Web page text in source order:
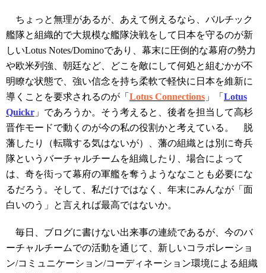
ちょっと無理があるが、あえて例えるなら、バルチック
艦隊と組織的で大規模な艦隊決戦をして日本を守るのが新
しいLotus Notes/Dominoであり、幕末に圧倒的な幕府の勢力
や欧米列強、朝廷など、どこを敵にして何処と組むかが不
明瞭な状態で、強い信念を持ち柔軟で軽快に日本を維新に
導くことを要求されるのが「 Lotus Connections 」「 Lotus
Quickr 」であろうか。そう考えると、後者を担当して高杉
晋作モードで動くのが今の私の役割かと考えている。 脱
藩したり（転職する気はないが）、藩の組織とは別に奇兵
隊というバーチャルチームを組織したり、場合によって
は、奇を衒って幕府の軍艦を奪うようななことも必要にな
るだろう。そして、私だけではなく、年末にみんなが「面
白いのう」と言えれば最高ではないか。
毎日、ブログに書けない出来事の連続であるが、今のバ
ーチャルチームでの活動を通じて、新しいコラボレーショ
ン/コミュニケーション/コーディネーション環境による組織